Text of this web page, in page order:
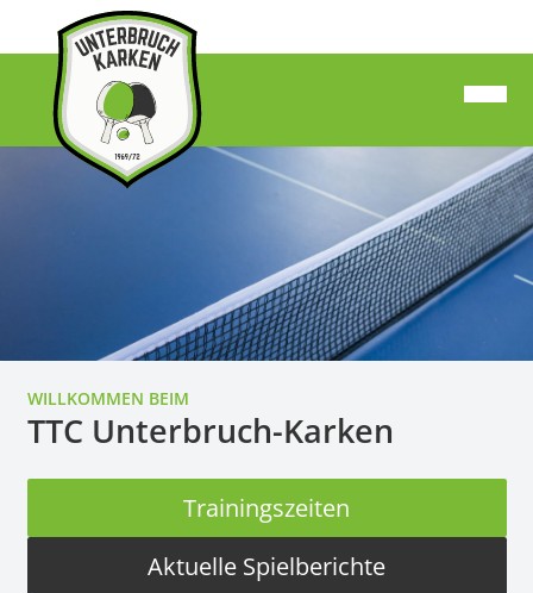
WILLKOMMEN BEIM
TTC Unterbruch-Karken
Trainingszeiten
Aktuelle Spielberichte